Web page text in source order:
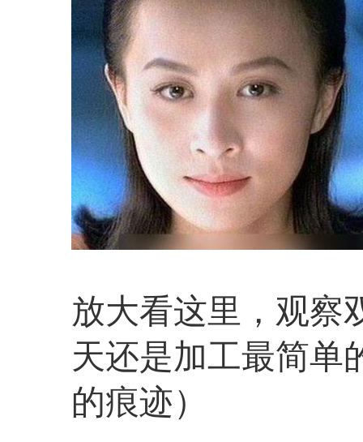
放大看这里，观察
天还是加工最简单
的痕迹）